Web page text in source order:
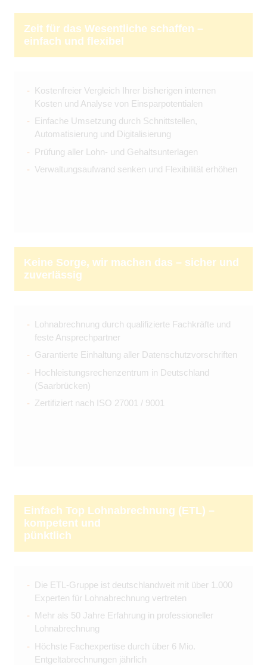
Zeit für das Wesentliche schaffen –
einfach und flexibel
Kostenfreier Vergleich Ihrer bisherigen internen
Kosten und Analyse von Einsparpotentialen
Einfache Umsetzung durch Schnittstellen,
Automatisierung und Digitalisierung
Prüfung aller Lohn- und Gehaltsunterlagen
Verwaltungsaufwand senken und Flexibilität erhöhen
Keine Sorge, wir machen das – sicher und
zuverlässig
Lohnabrechnung durch qualifizierte Fachkräfte und
feste Ansprechpartner
Garantierte Einhaltung aller Datenschutzvorschriften
Hochleistungsrechenzentrum in Deutschland
(Saarbrücken)
Zertifiziert nach ISO 27001 / 9001
Einfach Top Lohnabrechnung (ETL) –
kompetent und
pünktlich
Die ETL-Gruppe ist deutschlandweit mit über 1.000
Experten für Lohnabrechnung vertreten
Mehr als 50 Jahre Erfahrung in professioneller
Lohnabrechnung
Höchste Fachexpertise durch über 6 Mio.
Entgeltabrechnungen jährlich